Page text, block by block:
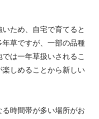
ため、自宅で育てると
草ですが、一部の品種
は一年草扱いされるこ
しめることから新しい
時間帯が多い場所がお